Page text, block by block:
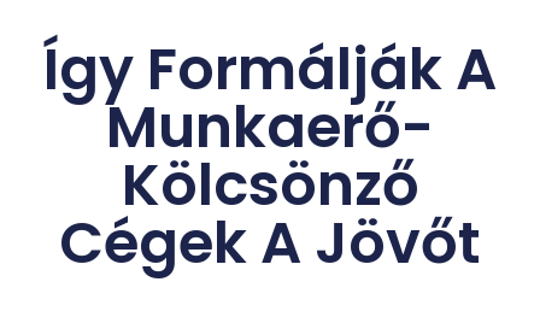
Így Formálják A
Munkaerő-
Kölcsönző
Cégek A Jövőt